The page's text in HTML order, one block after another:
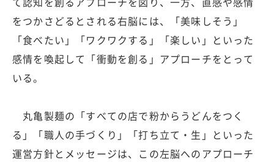
をつかさどるとされる右脳には、「美味しそう」
「食べたい」「ワクワクする」「楽しい」といった
感情を喚起して「衝動を創る」アプローチをとって
いる。
丸亀製麺の「すべての店で粉からうどんをつく
る」「職人の手づくり」「打ち立て・生」といった
運営方針とメッセージは、この左脳へのアプローチ